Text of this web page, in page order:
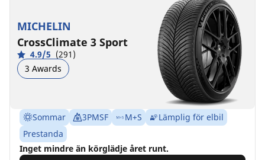
MICHELIN
CrossClimate 3 Sport
4.9/5 (291)
3 Awards
Sommar 3PMSF M+S
Lämplig för elbil
Prestanda
Inget mindre än körglädje året runt.